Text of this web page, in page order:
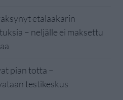
etälääkärin
– neljälle ei maksettu
pian totta –
testikeskus